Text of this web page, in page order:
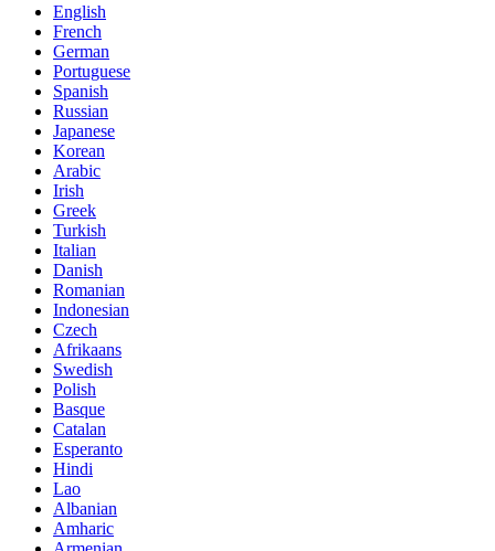
English
French
German
Portuguese
Spanish
Russian
Japanese
Korean
Arabic
Irish
Greek
Turkish
Italian
Danish
Romanian
Indonesian
Czech
Afrikaans
Swedish
Polish
Basque
Catalan
Esperanto
Hindi
Lao
Albanian
Amharic